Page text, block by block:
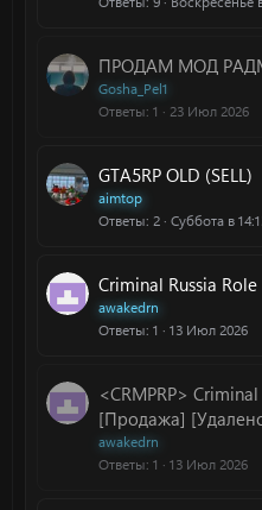
ПРОДАМ МОД
Gosha_Pel1
Ответы 1 23 Июл 2026
GTA5RP OLD (SELL)
aimtop
Ответы 2 Суббота в
Criminal Russia
awakedrn
Ответы 1 13 Июл 2026
<CRMPRP>
[Продажа]
awakedrn
Ответы 1 13 Июл 2026